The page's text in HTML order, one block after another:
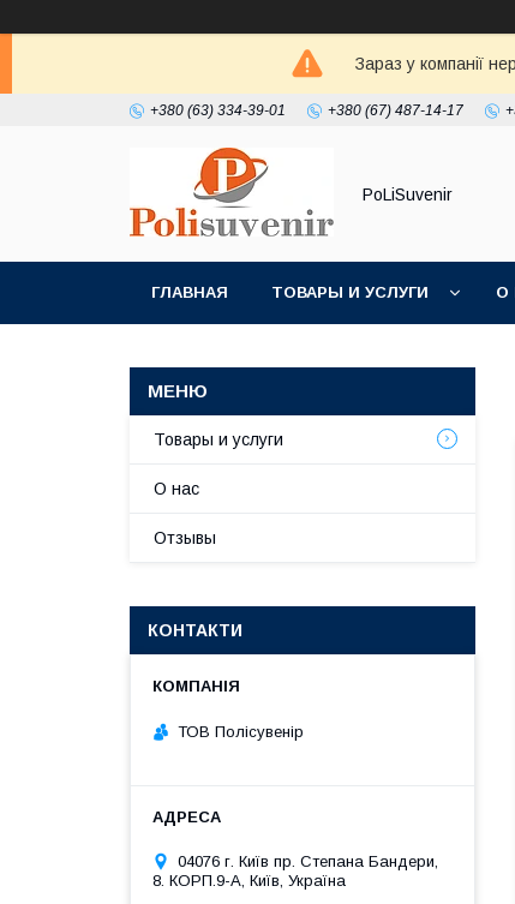
Зараз у компанії
+380 (63) 334-39-01 +380 (67) 487-14-17
PoLiSuvenir
ГЛАВНАЯ ТОВАРЫ И УСЛУГИ О
Товары и услуги
О нас
Отзывы
КОНТАКТИ
ТОВ Полісувенір
04076 г. Київ пр. Степана Бандери,
8. КОРП.9-А, Київ, Україна